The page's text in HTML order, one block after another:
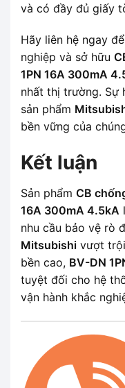
và có đầy đủ giấy
Hãy liên hệ ngay
nghiệp và sở hữu
1PN 16A 300mA
nhất thị trường. Sự
sản phẩm
bền vững của
Kết luận
Sản phẩm CB
16A 300mA 4.5kA
nhu cầu bảo vệ rò
Mitsubishi vượt
bền cao, BV-DN
tuyệt đối cho hệ
vận hành khắc